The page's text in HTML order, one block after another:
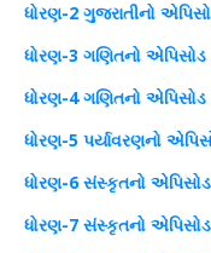
ધોરણ-2 ગુજરાતીનો
ધોરણ-3 ગણિતનો એપિસોડ
ધોરણ-4 ગણિતનો એપિસોડ
ધોરણ-5 પર્યાવરણનો
ધોરણ-6 સંસ્કૃતનો એપિસોડ
ધોરણ-7 સંસ્કૃતનો એપિસોડ